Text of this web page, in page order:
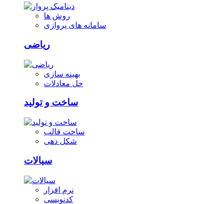
روش ها
سامانه های پروازی
ریاضی
بهینه سازی
حل معادلات
ساخت و تولید
ساخت قالب
شکل دهی
سیالات
نرم افزار
کدنویسی